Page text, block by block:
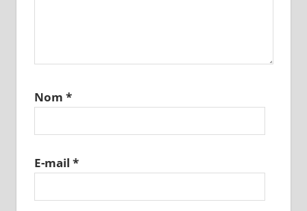
Nom *
E-mail *